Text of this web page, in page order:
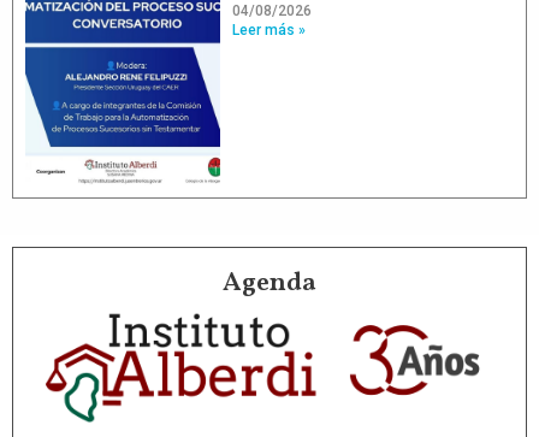
04/08/2026
Leer más »
Agenda